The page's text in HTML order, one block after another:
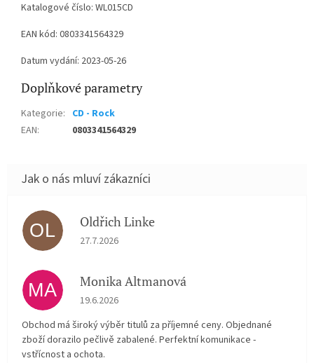
Katalogové číslo: WL015CD
EAN kód: 0803341564329
Datum vydání: 2023-05-26
Doplňkové parametry
Kategorie: CD - Rock
EAN: 0803341564329
OL Oldřich Linke
Hodnocení obchodu je 5 z 5 hvězdiček.
27.7.2026
MA Monika Altmanová
Hodnocení obchodu je 5 z 5 hvězdiček.
19.6.2026
Obchod má široký výběr titulů za příjemné ceny. Objednané
zboží dorazilo pečlivě zabalené. Perfektní komunikace -
vstřícnost a ochota.